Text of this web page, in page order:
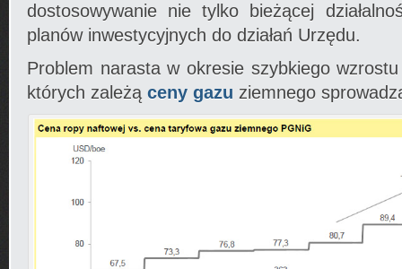
dostosowywanie nie tylko bieżącej
planów inwestycyjnych do działań Urzędu.
Problem narasta w okresie szybkiego
których zależą ceny gazu ziemnego